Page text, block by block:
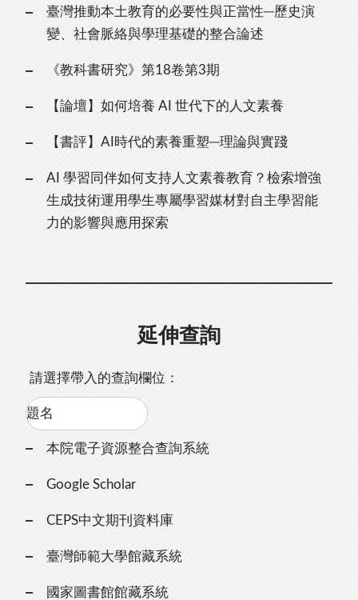
臺灣推動本土教育的必要性與正當性─歷史演
變、社會脈絡與學理基礎的整合論述
《教科書研究》第18卷第3期
【論壇】如何培養 AI 世代下的人文素養
【書評】AI時代的素養重塑─理論與實踐
AI 學習同伴如何支持人文素養教育？檢索增強
生成技術運用學生專屬學習媒材對自主學習能
力的影響與應用探索
延伸查詢
請選擇帶入的查詢欄位：
本院電子資源整合查詢系統
Google Scholar
CEPS中文期刊資料庫
臺灣師範大學館藏系統
國家圖書館館藏系統